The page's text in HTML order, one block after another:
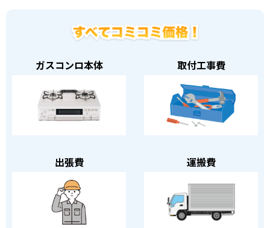
ガスコンロ本体 取付工事費
出張費 運搬費